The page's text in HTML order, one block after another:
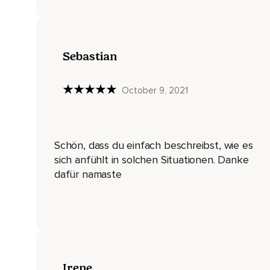
Weil es irgendwie,
Ich habe immer so das Gefühl,
Irgendwie klingt es so,
Man soll die ganze Zeit aufmerksam sein.
Dass ich wahrnehme.
Sebastian
October 9, 2021
Schön, dass du einfach beschreibst, wie es
sich anfühlt in solchen Situationen. Danke
dafür namaste